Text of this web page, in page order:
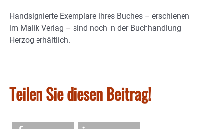
Handsignierte Exemplare ihres Buches – erschienen
im Malik Verlag – sind noch in der Buchhandlung
Herzog erhältlich.
Teilen Sie diesen Beitrag!